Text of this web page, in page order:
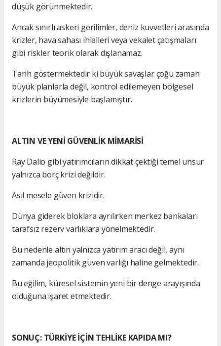
düşük görünmektedir.
Ancak sınırlı askeri gerilimler, deniz kuvvetleri arasında
krizler, hava sahası ihlalleri veya vekalet çatışmaları
gibi riskler teorik olarak dışlanamaz.
Tarih göstermektedir ki büyük savaşlar çoğu zaman
büyük planlarla değil, kontrol edilemeyen bölgesel
krizlerin büyümesiyle başlamıştır.
ALTIN VE YENİ GÜVENLİK MİMARİSİ
Ray Dalio gibi yatırımcıların dikkat çektiği temel unsur
yalnızca borç krizi değildir.
Asıl mesele güven krizidir.
Dünya giderek bloklara ayrılırken merkez bankaları
tarafsız rezerv varlıklara yönelmektedir.
Bu nedenle altın yalnızca yatırım aracı değil, aynı
zamanda jeopolitik güven varlığı haline gelmektedir.
Bu eğilim, küresel sistemin yeni bir denge arayışında
olduğuna işaret etmektedir.
SONUÇ: TÜRKİYE İÇİN TEHLİKE KAPIDA MI?